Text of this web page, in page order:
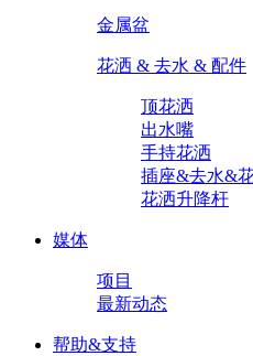
金属盆
花洒 & 去水 & 配件
顶花洒
出水嘴
手持花洒
插座&去水&
花洒升降杆
媒体
项目
最新动态
帮助&支持